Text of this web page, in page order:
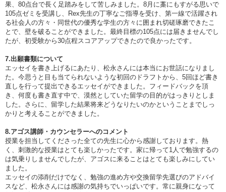
果、80点台で長く足踏みをして苦しみました。8月に藁にもすがる思いで
105点ゼミを受講し、Rex先生の丁寧なご指導を受け、第一線で活躍され
る社会人の方々・同世代の優秀な学生の方々に囲まれ切磋琢磨できたこ
とで、壁を破ることができました。最終目標の105点には届きませんでし
たが、初受験から30点程スコアアップできたので良かったです。
7.出願書類について
エッセイを書き上げるにあたり、松永さんには本当にお世話になりまし
た。今思うと目も当てられないような初回のドラフトから、5回ほど書き
直しを行って提出できるエッセイができました。フィードバックを頂
き、何度も書き直す中で、漠然としていた留学の目的がはっきりとしま
した。さらに、留学した結果将来どうなりたいのかということまでしっ
かりと考えることができました。
8.アゴス講師・カウンセラーへのコメント
授業を担当してくださった全ての先生に心から感謝しております。熱
く、刺激的な授業はとても楽しかったです。家に帰って1人で勉強するの
は気乗りしませんでしたが、アゴスに来ることはとても楽しみにしてい
ました。
エッセイの添削だけでなく、勉強の進め方や交換留学先選びのアドバイ
スなど、松永さんには感謝の気持ちでいっぱいです。常に親身になって